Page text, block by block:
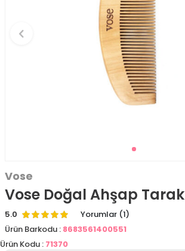
Vose
Vose Doğal Ahşap Tarak
5.0
Yorumlar (1)
Ürün Barkodu : 8683561400551
Ürün Kodu : 71370